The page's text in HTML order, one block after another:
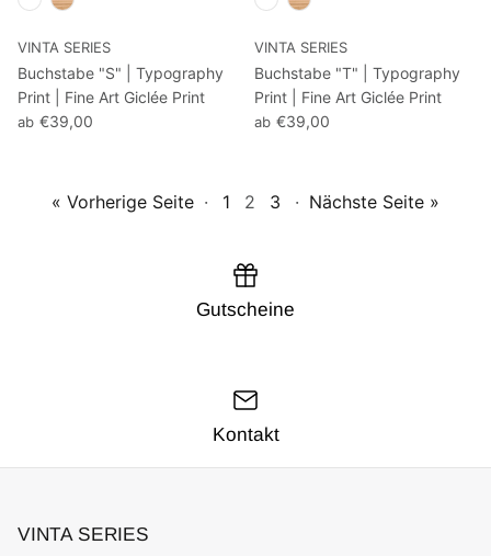
VINTA SERIES
Buchstabe "S" | Typography
Print | Fine Art Giclée Print
ab €39,00
VINTA SERIES
Buchstabe "T" | Typography
Print | Fine Art Giclée Print
ab €39,00
« Vorherige Seite · 1 2 3 · Nächste Seite »
Gutscheine
Kontakt
VINTA SERIES